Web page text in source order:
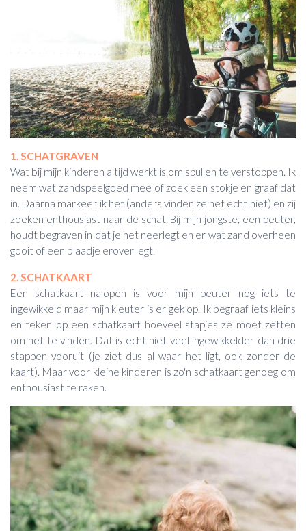
1. SCHATGRAVEN
Wat bij mijn kinderen altijd werkt is om spullen te verstoppen. Ik
neem wat zandspeelgoed mee of zoek een stokje en graaf dat
in. Daarna markeer ik het (anders vinden ze het echt niet) en zij
zoeken enthousiast naar de schat. Bij mijn jongste, een peuter,
houdt begraven in dat je het neerlegt en er wat zand overheen
gooit of een blaadje erover legt.
2. SCHATKAART
Een schatkaart nalopen is voor mijn peuter nog iets te
ingewikkeld maar mijn kleuter is er gek op. Ik begraaf iets kleins
en teken op een schatkaart hoeveel stapjes ze moet zetten
om het te vinden. Dat is echt niet veel ingewikkelder dan drie
stappen vooruit (je ziet dus al waar het ligt, ook zonder de
kaart). Maar voor kleine kinderen is zo'n schatkaart genoeg om
enthousiast te raken.